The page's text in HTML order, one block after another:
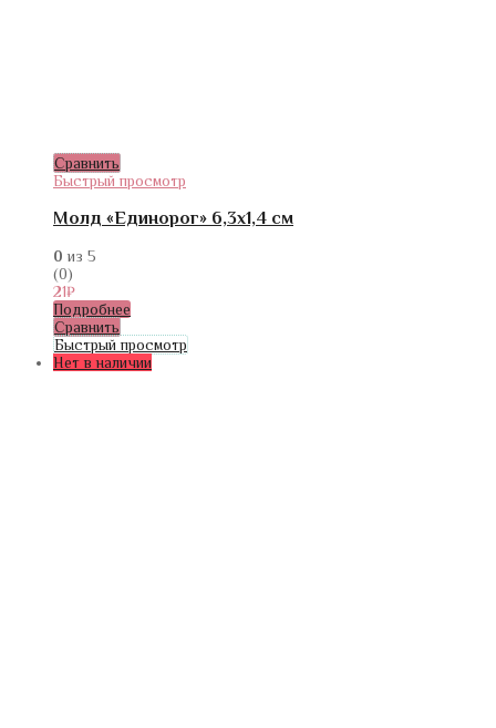
Сравнить
Быстрый просмотр
Молд «Единорог» 6,3х1,4 см
0 из 5
(0)
21₽
Подробнее
Сравнить
Быстрый просмотр
Нет в наличии